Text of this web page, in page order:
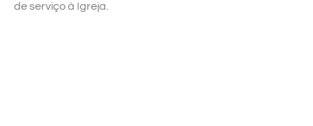
de serviço à Igreja.